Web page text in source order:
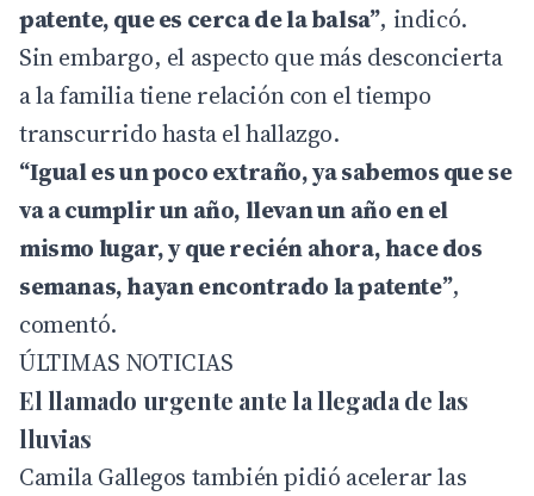
patente, que es cerca de la balsa”, indicó.
Sin embargo, el aspecto que más desconcierta
a la familia tiene relación con el tiempo
transcurrido hasta el hallazgo.
“Igual es un poco extraño, ya sabemos que se
va a cumplir un año, llevan un año en el
mismo lugar, y que recién ahora, hace dos
semanas, hayan encontrado la patente”,
comentó.
ÚLTIMAS NOTICIAS
El llamado urgente ante la llegada de las
lluvias
Camila Gallegos también pidió acelerar las